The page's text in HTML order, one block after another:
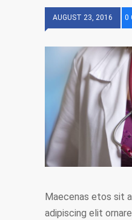
AUGUST 23, 2016 0
Maecenas etos sit
adipiscing elit